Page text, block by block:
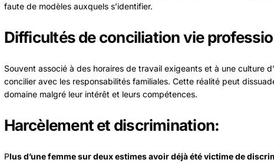
faute de modèles auxquels s’identifier.
Difficultés de conciliation vie
Souvent associé à des horaires de travail exigeants et à une culture
concilier avec les responsabilités familiales. Cette réalité peut
domaine malgré leur intérêt et leurs compétences.
Harcèlement et discrimination:
Plus d’une femme sur deux estimes avoir déjà été victime de